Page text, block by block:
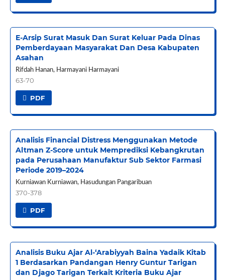
E-Arsip Surat Masuk Dan Surat Keluar Pada Dinas
Pemberdayaan Masyarakat Dan Desa Kabupaten
Asahan
Rifdah Hanan, Harmayani Harmayani
63-70
PDF
Analisis Financial Distress Menggunakan Metode
Altman Z-Score untuk Memprediksi Kebangkrutan
pada Perusahaan Manufaktur Sub Sektor Farmasi
Periode 2019–2024
Kurniawan Kurniawan, Hasudungan Pangaribuan
370-378
PDF
Analisis Buku Ajar Al-‘Arabiyyah Baina Yadaik Kitab
1 Berdasarkan Pandangan Henry Guntur Tarigan
dan Djago Tarigan Terkait Kriteria Buku Ajar